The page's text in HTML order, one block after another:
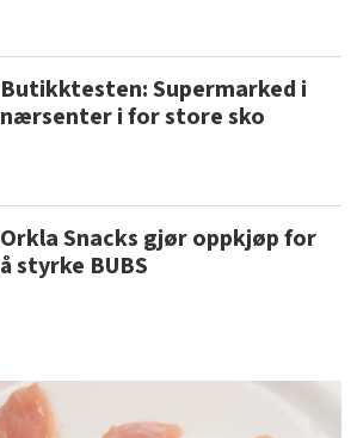
Butikktesten: Supermarked i
nærsenter i for store sko
Orkla Snacks gjør oppkjøp for
å styrke BUBS